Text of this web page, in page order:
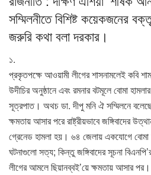
সম্মিলনীতে বিশিষ্ট কয়েকজনের
জরুরি কথা বলা দরকার।
১.
প্রকৃতপক্ষে আওয়ামী লীগের শাসনামলেই কবি
উদীচির অনুষ্ঠানে এবং রমনার বটমূলে বোমা
সূত্রপাত। অথচ ডা. দীপু মনি ঐ সম্মিলনে
ক্ষমতায় আসার পরে রাষ্ট্রীয়ভাবে জঙ্গিবাদের
গ্রেনেড হামলা হয়। ৬৪ জেলায় একযোগে
ঘটনাগুলো সত্য; কিন্তু জঙ্গিবাদের সূচনা
লীগের আমলে ছিয়ানব্বই’য়ে ক্ষমতায় আসার